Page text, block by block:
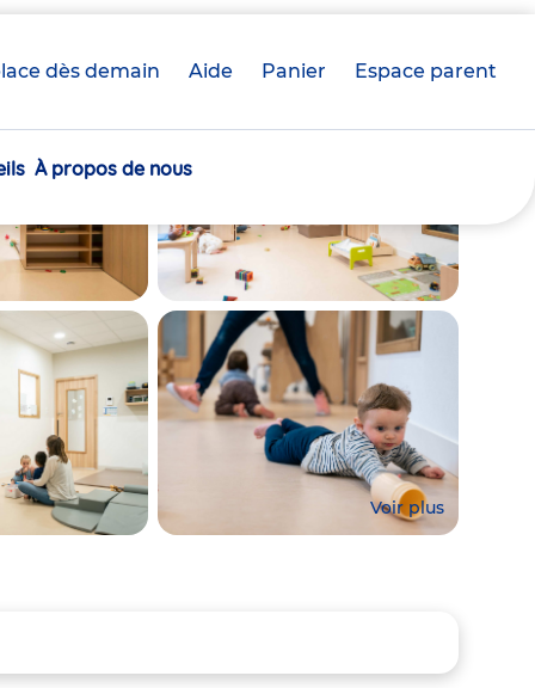
dès demain Aide Panier crèche(s)
Espace parent
À propos de nous
Voir plus